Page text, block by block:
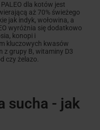
dla kotów jest
aż 70% świeżego
jak indyk, wołowina, a
wyróżnia się dodatkowo
konopi i
kluczowych kwasów
z grupy B, witaminy D3
czy żelazo.
sucha - jak